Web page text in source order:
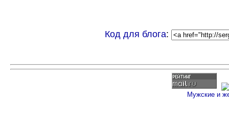
Код для блога:
Мужские и